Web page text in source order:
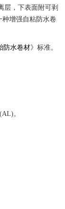
层，下表面附可剥
增强自粘防水卷
防水卷材》标准。
。